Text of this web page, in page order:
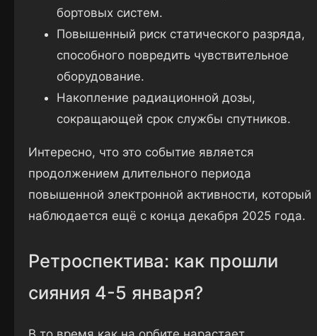
бортовых систем.
Повышенный риск статического разряда,
способного повредить чувствительное
оборудование.
Накопление радиационной дозы,
сокращающей срок службы спутников.
Интересно, что это событие является
продолжением длительного периода
повышенной электронной активности, который
наблюдается ещё с конца декабря 2025 года.
Ретроспектива: как прошли
сияния 4-5 января?